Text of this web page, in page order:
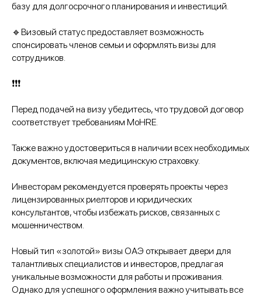
базу для долгосрочного планирования и инвестиций.
🔹Визовый статус предоставляет возможность
спонсировать членов семьи и оформлять визы для
сотрудников.
❗️❗️❗️
Перед подачей на визу убедитесь, что трудовой договор
соответствует требованиям MoHRE.
Также важно удостовериться в наличии всех необходимых
документов, включая медицинскую страховку.
Инвесторам рекомендуется проверять проекты через
лицензированных риелторов и юридических
консультантов, чтобы избежать рисков, связанных с
мошенничеством.
Новый тип «золотой» визы ОАЭ открывает двери для
талантливых специалистов и инвесторов, предлагая
уникальные возможности для работы и проживания.
Однако для успешного оформления важно учитывать все